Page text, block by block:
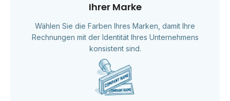
Ihrer Marke
Wählen Sie die Farben Ihres Marken, damit Ihre
Rechnungen mit der Identität Ihres Unternehmens
konsistent sind.